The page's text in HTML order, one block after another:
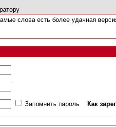
слова есть более удачная
Запомнить пароль
Как